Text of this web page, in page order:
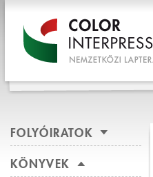
FOLYÓIRATOK
KÖNYVEK